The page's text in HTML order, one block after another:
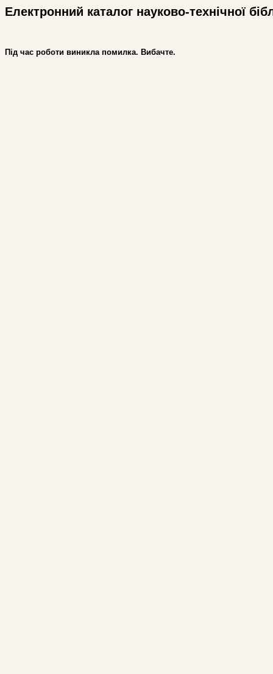
Електронний каталог науково-технічної
Під час роботи виникла помилка. Вибачте.